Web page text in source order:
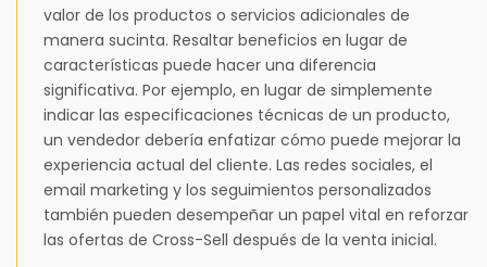
valor de los productos o servicios adicionales de
manera sucinta. Resaltar beneficios en lugar de
características puede hacer una diferencia
significativa. Por ejemplo, en lugar de simplemente
indicar las especificaciones técnicas de un producto,
un vendedor debería enfatizar cómo puede mejorar la
experiencia actual del cliente. Las redes sociales, el
email marketing y los seguimientos personalizados
también pueden desempeñar un papel vital en reforzar
las ofertas de Cross-Sell después de la venta inicial.